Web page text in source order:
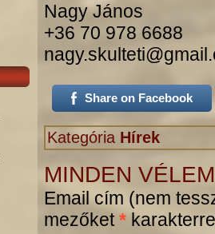
Nagy János
+36 70 978 6688
Share on Facebook
Kategória Hírek
MINDEN
Email cím (nem
mezőket*